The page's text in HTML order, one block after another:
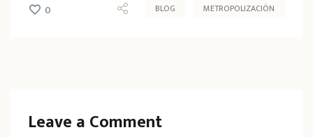
0 BLOG METROPOLIZACIÓN
Leave a Comment